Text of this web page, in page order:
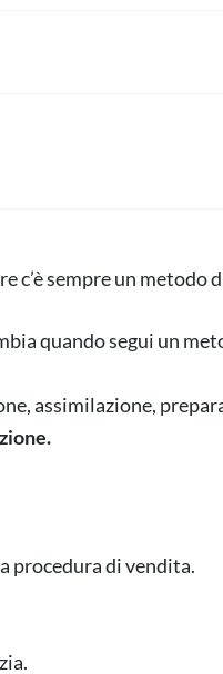
c’è sempre un
quando segui un
assimilazione,
procedura di vendita.